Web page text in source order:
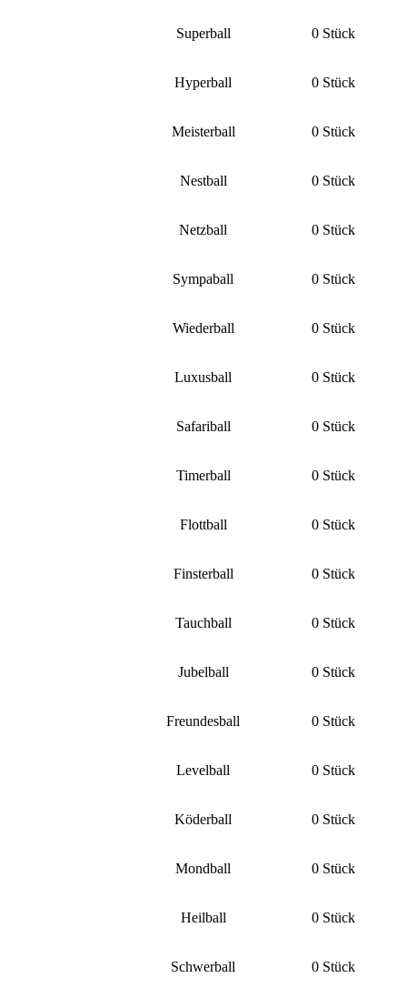
Superball 0 Stück
Hyperball 0 Stück
Meisterball 0 Stück
Nestball 0 Stück
Netzball 0 Stück
Sympaball 0 Stück
Wiederball 0 Stück
Luxusball 0 Stück
Safariball 0 Stück
Timerball 0 Stück
Flottball 0 Stück
Finsterball 0 Stück
Tauchball 0 Stück
Jubelball 0 Stück
Freundesball 0 Stück
Levelball 0 Stück
Köderball 0 Stück
Mondball 0 Stück
Heilball 0 Stück
Schwerball 0 Stück